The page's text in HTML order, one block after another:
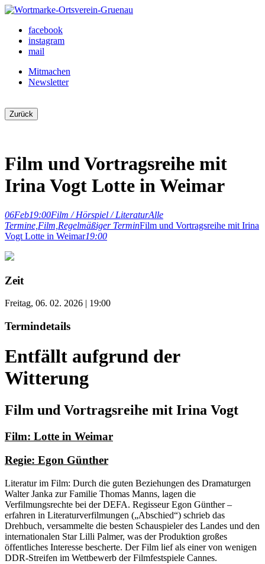
Skip
content
Ortsverein Grünau
Veranstaltungen und Angebote in Ihrem Bezirk
facebook
instagram
mail
Mitmachen
Newsletter
Zurück
Film und Vortragsreihe mit
Irina Vogt Lotte in Weimar
06Feb19:00Film / Hörspiel / LiteraturAlle
Termine, Film, Regelmäßiger TerminFilm und Vortragsreihe mit Irina
Vogt Lotte in Weimar19:00
Zeit
Freitag, 06. 02. 2026 | 19:00
Termindetails
Entfällt aufgrund der
Witterung
Film und Vortragsreihe mit Irina Vogt
Film: Lotte in Weimar
Regie: Egon Günther
Literatur im Film: Durch die guten Beziehungen des Dramaturgen
Walter Janka zur Familie Thomas Manns, lagen die
Verfilmungsrechte bei der DEFA. Regisseur Egon Günther –
erfahren in Literaturverfilmungen („Abschied“) schrieb das
Drehbuch, versammelte die besten Schauspieler des Landes und den
internationalen Star Lilli Palmer, was der Produktion großes
öffentliches Interesse bescherte. Der Film lief als einer von wenigen
DDR-Streifen im Wettbewerb der Filmfestspiele Cannes.